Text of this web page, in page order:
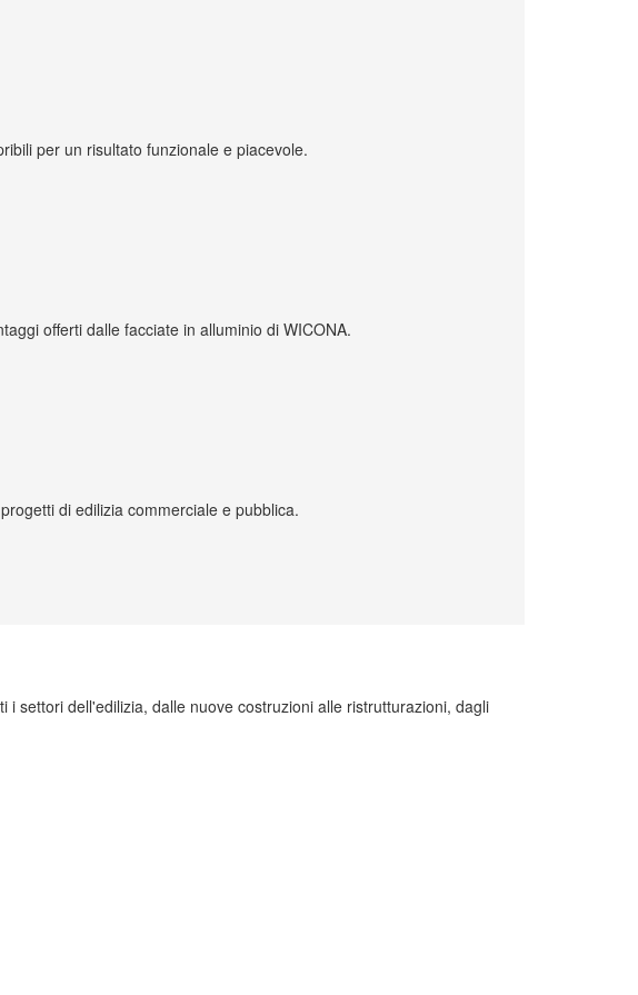
per un risultato funzionale e piacevole.
offerti dalle facciate in alluminio di WICONA.
di edilizia commerciale e pubblica.
settori dell'edilizia, dalle nuove costruzioni alle ristrutturazioni, dagli